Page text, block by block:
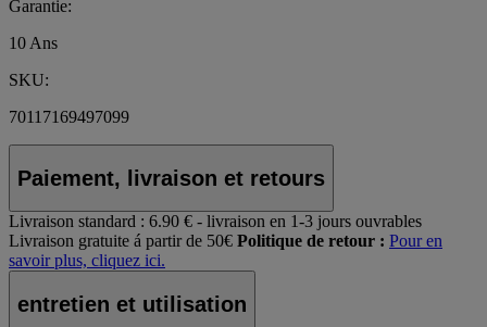
Garantie:
10 Ans
SKU:
70117169497099
Paiement, livraison et retours
Livraison standard : 6.90 € - livraison en 1-3 jours ouvrables
Livraison gratuite á partir de 50€ Politique de retour : Pour en
savoir plus, cliquez ici.
entretien et utilisation